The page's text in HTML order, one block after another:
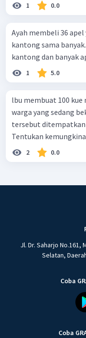
1 0.0
Ayah membeli 36
kantong sama
kantong dan banyak
1 5.0
lbu membuat 100 kue
warga yang sedang
tersebut ditempatkan
Tentukan
2 0.0
Jl. Dr. Saharjo
Selatan,
Coba
Coba